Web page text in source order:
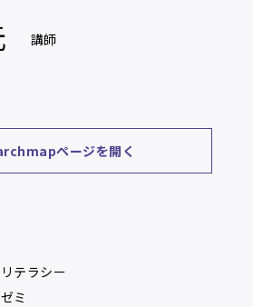
講師
ページを開く
テラシー
ミ